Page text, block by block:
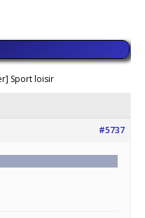
Sport loisir
#5737